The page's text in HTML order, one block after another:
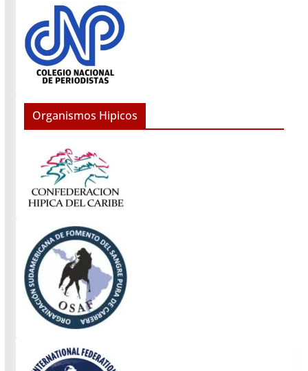
Organismos Hipicos